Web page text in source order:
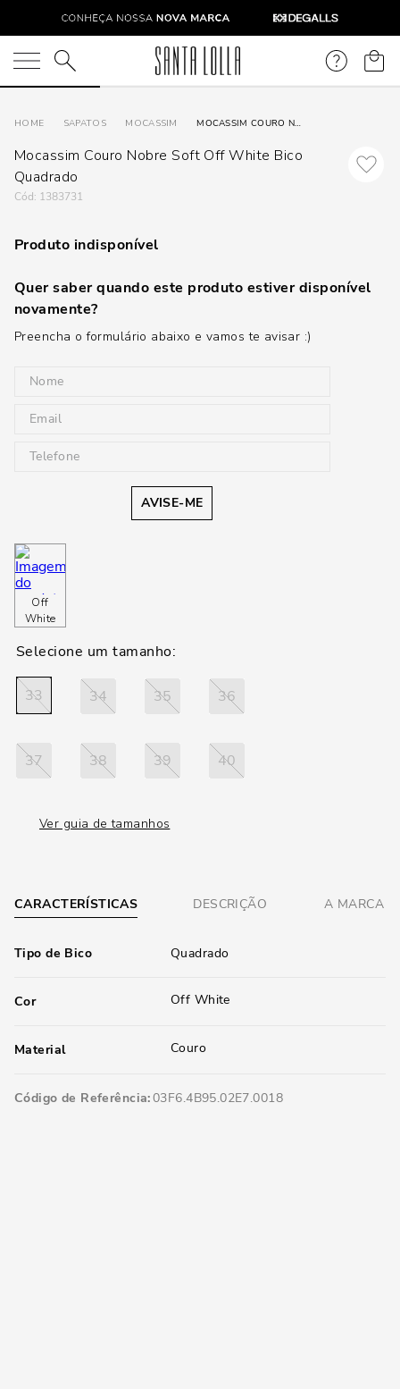
O que você está procurando?
SAPATOS MOCASSIM MOCASSIM COURO NOBRE SOFT OFF WHITE BICO QUADRADO
Mocassim Couro Nobre Soft Off White Bico
Quadrado
: 1383731
Produto indisponível
Quer saber quando este produto estiver disponível
novamente?
Preencha o formulário abaixo e vamos te avisar :)
AVISE-ME
Off
White
33 34 35 36
37 38 39 40
Ver guia de tamanhos
CARACTERÍSTICAS DESCRIÇÃO A MARCA
Tipo de Bico Quadrado
Cor Off White
Material Couro
Código de Referência 03F6.4B95.02E7.0018